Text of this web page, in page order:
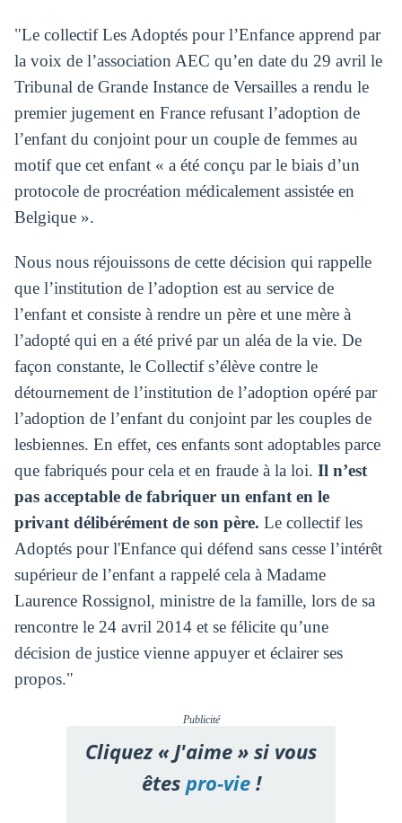
"Le collectif Les Adoptés pour l’Enfance apprend par
la voix de l’association AEC qu’en date du 29 avril le
Tribunal de Grande Instance de Versailles a rendu le
premier jugement en France refusant l’adoption de
l’enfant du conjoint pour un couple de femmes au
motif que cet enfant « a été conçu par le biais d’un
protocole de procréation médicalement assistée en
Belgique ».
Nous nous réjouissons de cette décision qui rappelle
que l’institution de l’adoption est au service de
l’enfant et consiste à rendre un père et une mère à
l’adopté qui en a été privé par un aléa de la vie. De
façon constante, le Collectif s’élève contre le
détournement de l’institution de l’adoption opéré par
l’adoption de l’enfant du conjoint par les couples de
lesbiennes. En effet, ces enfants sont adoptables parce
que fabriqués pour cela et en fraude à la loi. Il n’est
pas acceptable de fabriquer un enfant en le
privant délibérément de son père. Le collectif les
Adoptés pour l'Enfance qui défend sans cesse l’intérêt
supérieur de l’enfant a rappelé cela à Madame
Laurence Rossignol, ministre de la famille, lors de sa
rencontre le 24 avril 2014 et se félicite qu’une
décision de justice vienne appuyer et éclairer ses
propos."
Publicité
Cliquez « J'aime » si vous
êtespro-vie!